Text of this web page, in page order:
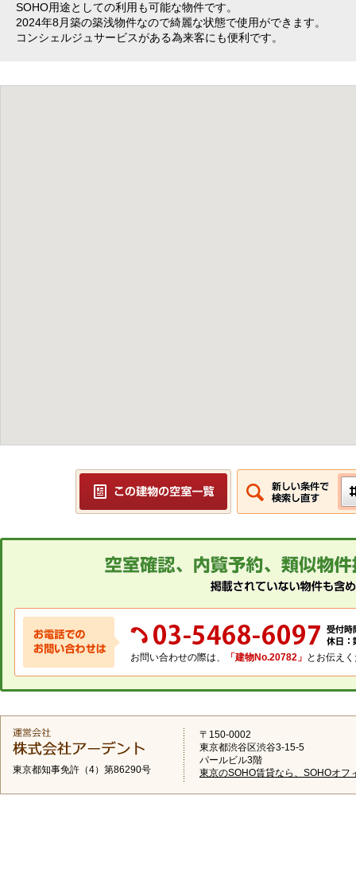
SOHO用途としての利用も可能な物件です。
2024年8月築の築浅物件なので綺麗な状態で使用ができます。
コンシェルジュサービスがある為来客にも便利です。
お問い合わせの際は、 「建物No.20782」 とお伝え
東京都知事免許（4）第86290号
〒150-0002
東京都渋谷区渋谷3-15-5
パールビル3階
東京のSOHO賃貸なら、SOHOオフ